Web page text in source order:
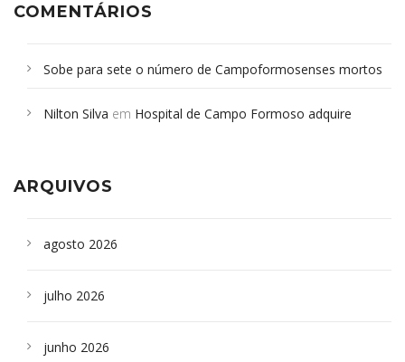
COMENTÁRIOS
Sobe para sete o número de Campoformosenses mortos
Campoformosenses que morreram em desabamentos são
Nilton Silva em Hospital de Campo Formoso adquire
ARQUIVOS
agosto 2026
julho 2026
junho 2026